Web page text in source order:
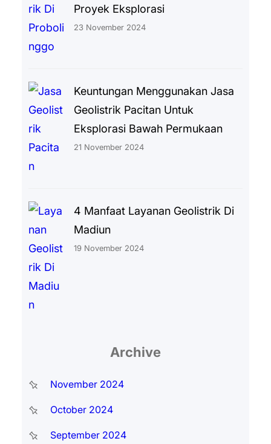
Proyek Eksplorasi
23 November 2024
Keuntungan Menggunakan Jasa
Geolistrik Pacitan Untuk
Eksplorasi Bawah Permukaan
21 November 2024
4 Manfaat Layanan Geolistrik Di
Madiun
19 November 2024
Archive
November 2024
October 2024
September 2024